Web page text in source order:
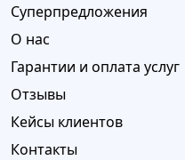
Суперпредложения
О нас
Гарантии и оплата услуг
Отзывы
Кейсы клиентов
Контакты